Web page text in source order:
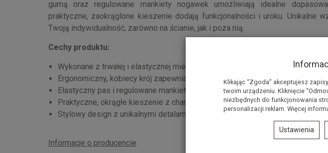
gumą oraz regulowane mankiety nogawek umożliwiają idealne
praktyczne, zaokrąglone kieszenie dodają funkcjonalności i uroku. Unikalne
Twoją indywidualność, zarówno na ścianie, jak i poza nią.
Cechy produktu:
Wykonane z trwałej i elastycznej mieszanki bawełny organicznej i elastanu
Ergonomiczny, kobiecy krój zapewniający komfort i swobodę ruchów
Elastyczny pas i regulowane mankiety nogawek dla doskonałego
Praktyczne, okrągłe kieszenie z charakterystycznym designem E9
Stylowy design z unikalnymi detalami, które wyróżniają te spodnie
Informacje o producencie
Klikając “Zgoda” akceptujesz
twoim urządzeniu. Kliknięcie
niezbędnych do funkcjonowania
personalizacji reklam. Więcej
Ustawienia